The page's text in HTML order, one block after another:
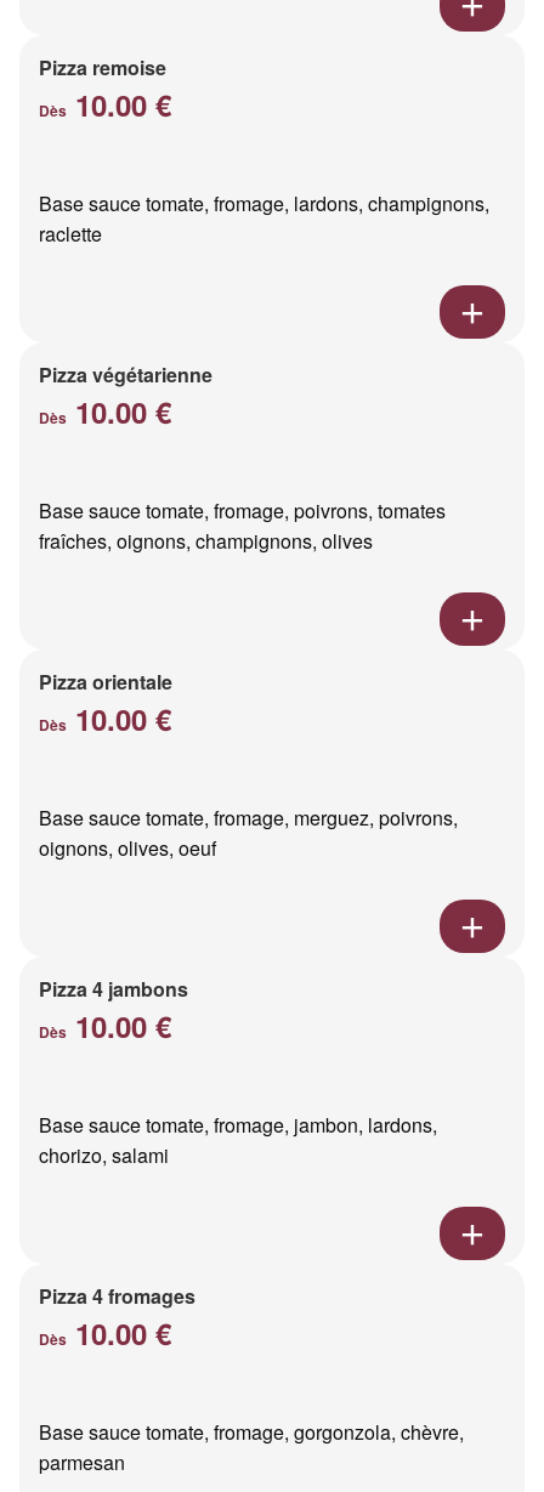
Pizza remoise
Dès 10.00 €
Base sauce tomate, fromage, lardons, champignons,
raclette
Pizza végétarienne
Dès 10.00 €
Base sauce tomate, fromage, poivrons, tomates
fraîches, oignons, champignons, olives
Pizza orientale
Dès 10.00 €
Base sauce tomate, fromage, merguez, poivrons,
oignons, olives, oeuf
Pizza 4 jambons
Dès 10.00 €
Base sauce tomate, fromage, jambon, lardons,
chorizo, salami
Pizza 4 fromages
Dès 10.00 €
Base sauce tomate, fromage, gorgonzola, chèvre,
parmesan